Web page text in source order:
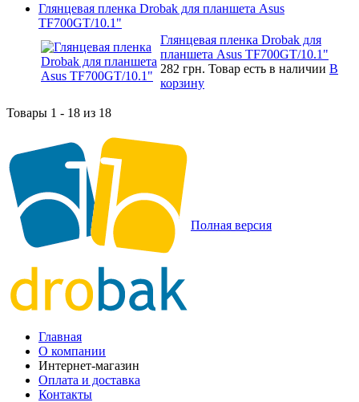
Глянцевая пленка Drobak для планшета Asus
TF700GT/10.1"
Глянцевая пленка Drobak для
планшета Asus TF700GT/10.1"
282 грн. Товар есть в наличии В
корзину
Товары 1 - 18 из 18
Полная версия
Главная
О компании
Интернет-магазин
Оплата и доставка
Контакты